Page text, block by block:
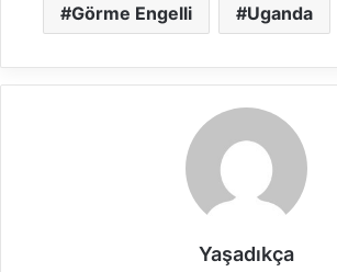
Görme Engelli Uganda
Yaşadıkça